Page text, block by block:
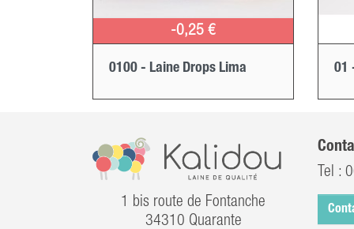
-0,25 €
0100 - Laine Drops Lima 01
1 bis route de Fontanche
34310 Quarante
Tel :